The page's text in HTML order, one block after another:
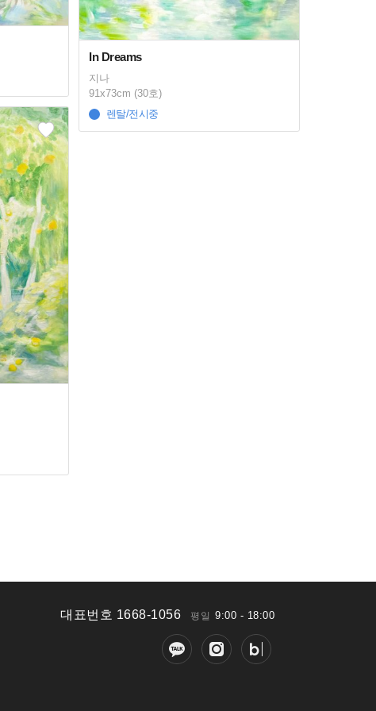
In Dreams
지나
91x73cm (30호)
렌탈/전시중
대표번호 1668-1056 평일 9:00 - 18:00